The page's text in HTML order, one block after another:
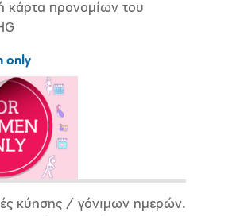
κάρτα προνομίων του
only
κύησης / γόνιμων ημερών.